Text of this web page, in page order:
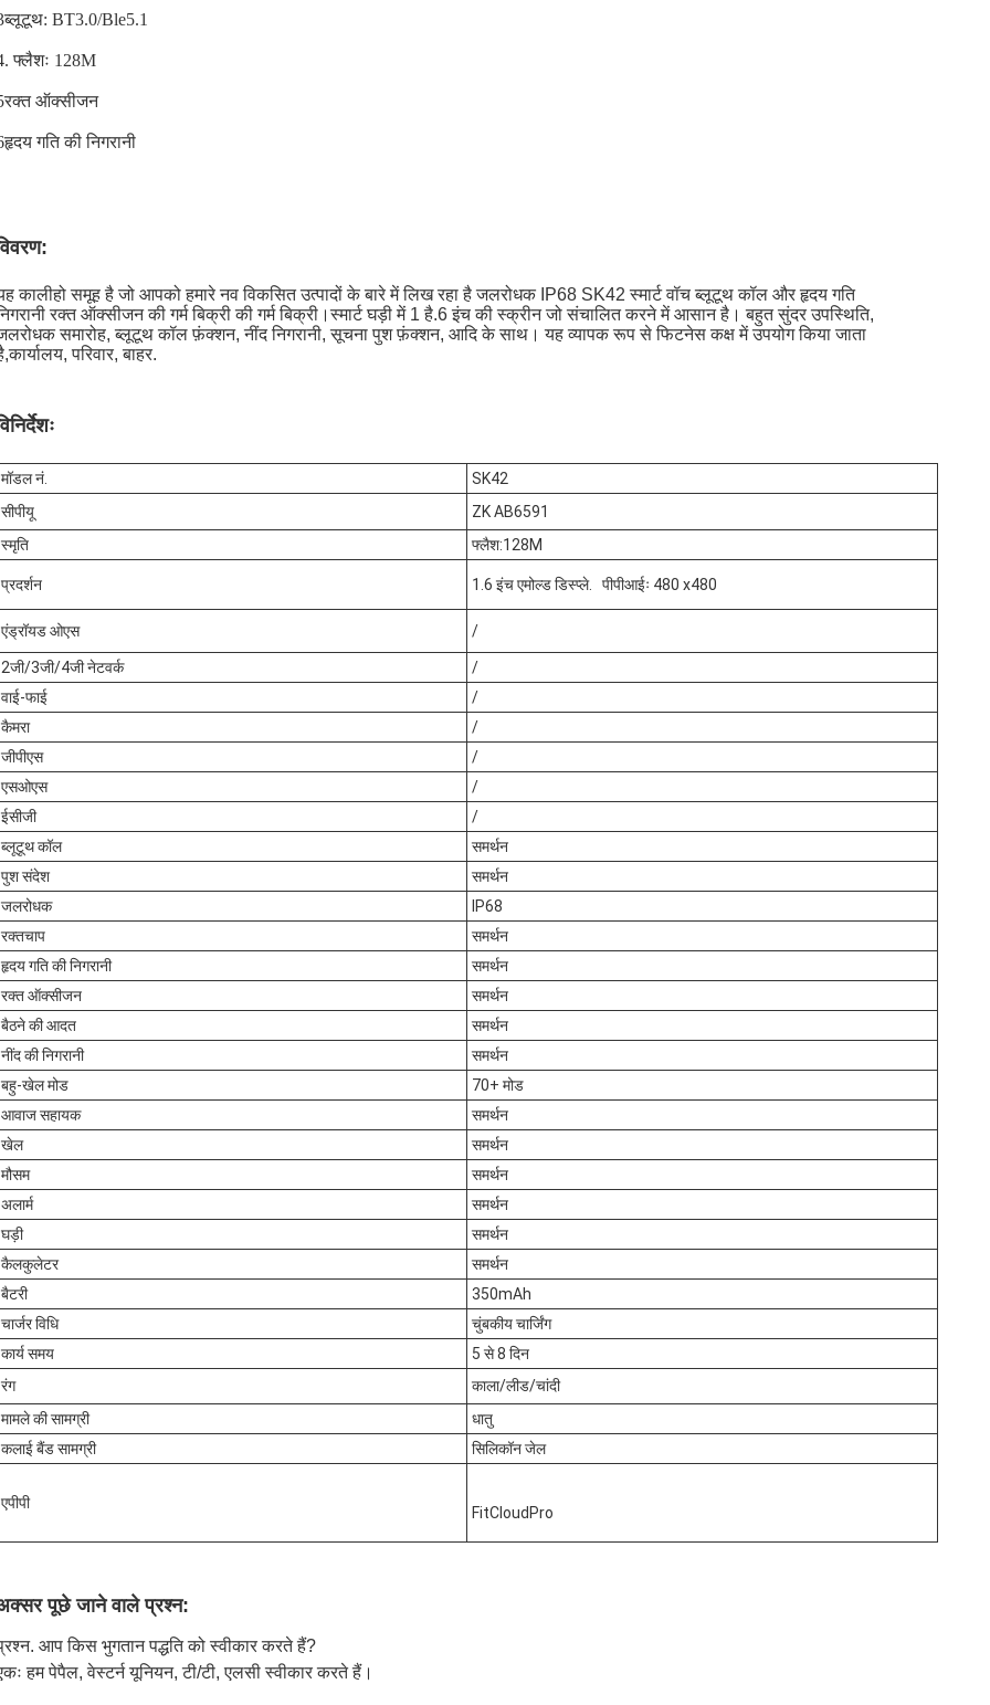
BT3.0/Ble5.1
फ्लैशः 128M
ऑक्सीजन
गति की निगरानी
कालीहो समूह है जो आपको हमारे नव विकसित उत्पादों के बारे में लिख रहा है जलरोधक IP68 SK42 स्मार्ट वॉच ब्लूटूथ कॉल और हृदय गति
रक्त ऑक्सीजन की गर्म बिक्री की गर्म बिक्री।स्मार्ट घड़ी में 1 है.6 इंच की स्क्रीन जो संचालित करने में आसान है। बहुत सुंदर उपस्थिति,
समारोह, ब्लूटूथ कॉल फ़ंक्शन, नींद निगरानी, सूचना पुश फ़ंक्शन, आदि के साथ। यह व्यापक रूप से फिटनेस कक्ष में उपयोग किया जाता
परिवार, बाहर.
मॉडल नं.
SK42
सीपीयू
ZK AB6591
स्मृति
फ्लैश:128M
प्रदर्शन 1.6 इंच एमोल्ड डिस्प्ले. पीपीआईः 480 x480
एंड्रॉयड ओएस /
2जी/3जी/4जी नेटवर्क
/
वाई-फाई
/
कैमरा
/
जीपीएस
/
एसओएस
/
ईसीजी
/
ब्लूटूथ कॉल
समर्थन
पुश संदेश
समर्थन
जलरोधक
IP68
रक्तचाप
समर्थन
हृदय गति की निगरानी
समर्थन
रक्त ऑक्सीजन
समर्थन
बैठने की आदत
समर्थन
नींद की निगरानी
समर्थन
बहु-खेल मोड
70+ मोड
आवाज सहायक
समर्थन
खेल
समर्थन
मौसम
समर्थन
अलार्म
समर्थन
घड़ी
समर्थन
कैलकुलेटर
समर्थन
बैटरी
350mAh
चार्जर विधि
चुंबकीय चार्जिंग
कार्य समय
5 से 8 दिन
रंग
काला/लीड/चांदी
मामले की सामग्री
धातु
कलाई बैंड सामग्री
सिलिकॉन जेल
एपीपी
FitCloudPro
पूछे जाने वाले प्रश्न:
आप किस भुगतान पद्धति को स्वीकार करते हैं?
हम पेपैल, वेस्टर्न यूनियन, टी/टी, एलसी स्वीकार करते हैं।